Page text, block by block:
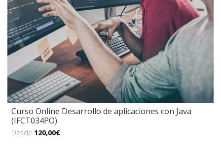
Curso Online Desarrollo de aplicaciones con Java
(IFCT034PO)
Desde 120,00€